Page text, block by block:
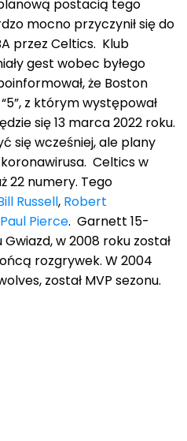
postacią tego
mocno przyczynił się do
przez Celtics. Klub
gest wobec byłego
że Boston
z którym występował
się 13 marca 2022 roku.
się wcześniej, ale plany
Celtics w
22 numery. Tego
Russell, Robert
Paul Pierce. Garnett 15-
w 2008 roku został
rozgrywek. W 2004
został MVP sezonu.